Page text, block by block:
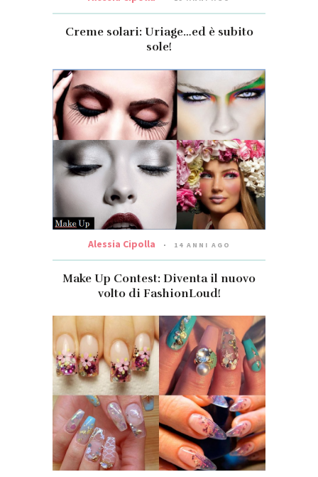
Creme solari: Uriage…ed è subito
sole!
Alessia Cipolla 14 ANNI AGO
Make Up Contest: Diventa il nuovo
volto di FashionLoud!